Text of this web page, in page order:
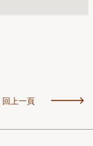
回上一頁